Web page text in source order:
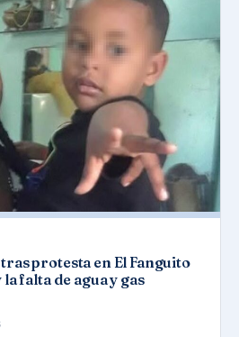
protesta en El Fanguito
falta de agua y gas